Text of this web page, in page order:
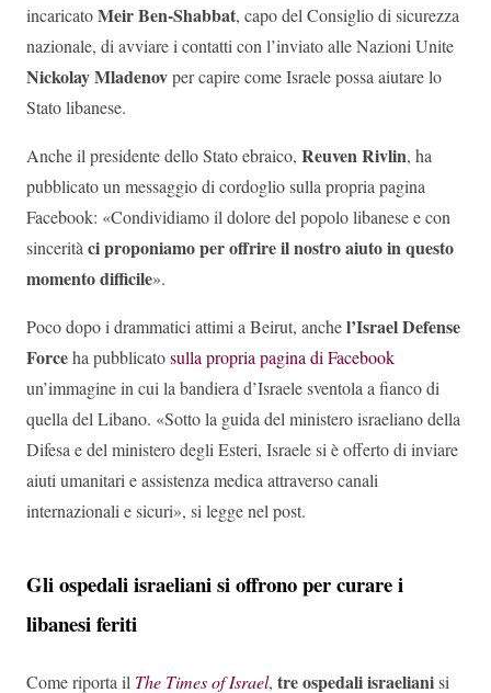
incaricatoMeir Ben-Shabbat, capo del Consiglio di sicurezza
nazionale, di avviare i contatti con l’inviato alle Nazioni Unite
Nickolay Mladenovper capire come Israele possa aiutare lo
Stato libanese.
Anche il presidente dello Stato ebraico, Reuven Rivlin, ha
pubblicato un messaggio di cordoglio sulla propria pagina
Facebook: «Condividiamo il dolore del popolo libanese e con
sincerità ci proponiamo per offrire il nostro aiuto in questo
momento difficile».
Poco dopo i drammatici attimi a Beirut, anchel’Israel Defense
Forceha pubblicatosulla propria pagina di Facebook
un’immagine in cui la bandiera d’Israele sventola a fianco di
quella del Libano. «Sotto la guida del ministero israeliano della
Difesa e del ministero degli Esteri, Israele si è offerto di inviare
aiuti umanitari e assistenza medica attraverso canali
internazionali e sicuri», si legge nel post.
Gli ospedali israeliani si offrono per curare i
libanesi feriti
Come riporta il The Times of Israel, tre ospedali israelianisi